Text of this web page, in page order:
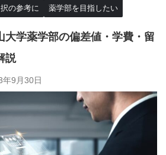
の参考に 薬学部を目指したい
大学薬学部の偏差値・学費・留
説
年9月30日